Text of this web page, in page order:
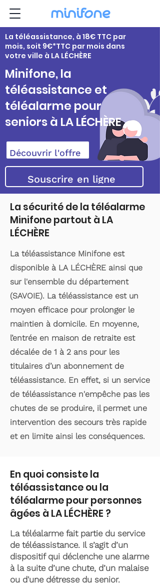
La téléassistance, à 18€ TTC par
mois, soit 9€*TTC par mois dans
votre ville à LA LÉCHÈRE
Minifone, la
téléassistance et
téléalarme pour
seniors à LA LÉCHÈRE
Découvrir l'offre
Souscrire en ligne
La sécurité de la téléalarme
Minifone partout à LA
LÉCHÈRE
La téléassistance Minifone est
disponible à LA LÉCHÈRE ainsi que
sur l'ensemble du département
(SAVOIE). La téléassistance est un
moyen efficace pour prolonger le
maintien à domicile. En moyenne,
l’entrée en maison de retraite est
décalée de 1 à 2 ans pour les
titulaires d’un abonnement de
téléassistance. En effet, si un service
de téléassistance n'empêche pas les
chutes de se produire, il permet une
intervention des secours très rapide
et en limite ainsi les conséquences.
En quoi consiste la
téléassistance ou la
téléalarme pour personnes
âgées à LA LÉCHÈRE ?
La téléalarme fait partie du service
de téléassistance. Il s’agit d’un
dispositif qui déclenche une alarme
à la suite d’une chute, d’un malaise
ou d'une détresse du senior.